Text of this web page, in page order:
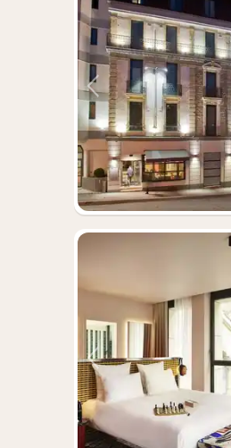
Vorheriges Bild
Vorheriges Bild